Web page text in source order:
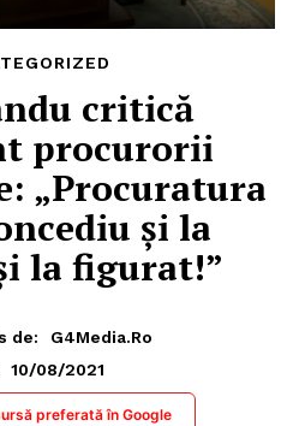
critică
procurorii
„Procuratura
și la
la figurat!”
de:
G4Media.ro
10/08/2021
preferată în Google